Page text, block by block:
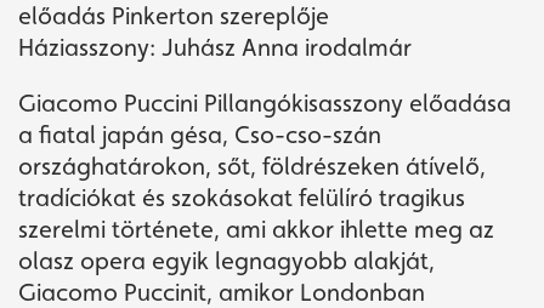
előadás Pinkerton szereplője
Háziasszony: Juhász Anna irodalmár
Giacomo Puccini Pillangókisasszony előadása
a fiatal japán gésa, Cso-cso-szán
országhatárokon, sőt, földrészeken átívelő,
tradíciókat és szokásokat felülíró tragikus
szerelmi története, ami akkor ihlette meg az
olasz opera egyik legnagyobb alakját,
Giacomo Puccinit, amikor Londonban